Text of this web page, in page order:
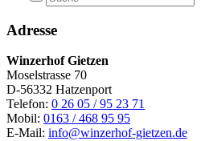
Adresse
Winzerhof Gietzen
Moselstrasse 70
D-56332 Hatzenport
Telefon: 0 26 05 / 95 23 71
Mobil: 0163 / 468 95 95
E-Mail: info@winzerhof-gietzen.de